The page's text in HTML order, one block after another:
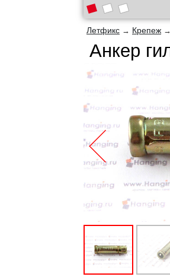
Летфикс → Крепеж →
Анкер